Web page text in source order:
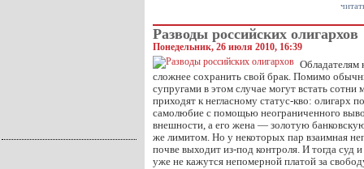
Разводы российских олигархов
Понедельник, 26 июля 2010, 16:39
Обладателям
сложнее сохранить свой брак. Помимо
супругами в этом случае могут встать
приходят к негласному статус-кво: олигарх
самолюбие с помощью неограниченного
внешности, а его жена — золотую
же лимитом. Но у некоторых пар взаимная
почве выходит из-под контроля. И тогда суд
уже не кажутся непомерной платой за